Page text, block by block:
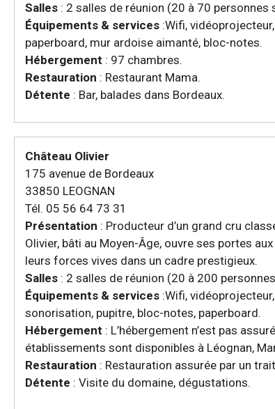
Salles : 2 salles de réunion (20 à 70
Équipements & services :Wifi,
paperboard, mur ardoise aimanté, bloc-notes.
Hébergement : 97 chambres.
Restauration : Restaurant Mama.
Détente : Bar, balades dans Bordeaux.
Château Olivier
175 avenue de Bordeaux
33850 LEOGNAN
Tél. 05 56 64 73 31
Présentation : Producteur d’un grand cru
Olivier, bâti au Moyen-Âge, ouvre ses portes
leurs forces vives dans un cadre prestigieux.
Salles : 2 salles de réunion (20 à 200
Équipements & services :Wifi,
sonorisation, pupitre, bloc-notes, paperboard.
Hébergement : L’hébergement n’est pas
établissements sont disponibles à Léognan,
Restauration : Restauration assurée par un
Détente : Visite du domaine, dégustations.